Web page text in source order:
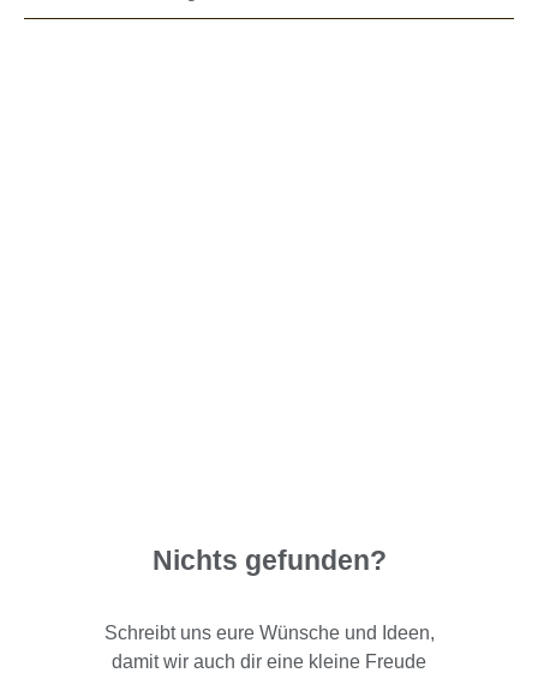
Nichts gefunden?
Schreibt uns eure Wünsche und Ideen,
damit wir auch dir eine kleine Freude